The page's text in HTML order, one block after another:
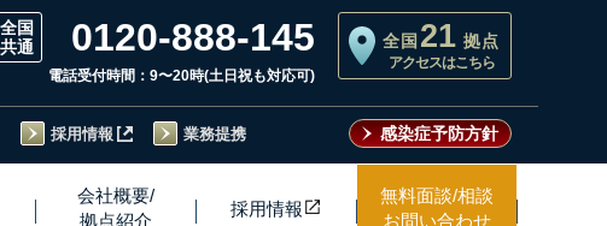
0120-888-145
電話受付時間：9〜20時(土日祝も対応可)
全国 21 拠点
アクセスはこちら
採用情報 業務提携 感染症予防方針
会社概要/
拠点紹介
採用情報
無料面談/相談
お問い合わせ